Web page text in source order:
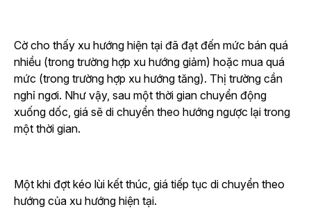
Cờ cho thấy xu hướng hiện tại đã đạt đến mức bán quá
nhiều (trong trường hợp xu hướng giảm) hoặc mua quá
mức (trong trường hợp xu hướng tăng). Thị trường cần
nghỉ ngơi. Như vậy, sau một thời gian chuyển động
xuống dốc, giá sẽ di chuyển theo hướng ngược lại trong
một thời gian.
Một khi đợt kéo lùi kết thúc, giá tiếp tục di chuyển theo
hướng của xu hướng hiện tại.